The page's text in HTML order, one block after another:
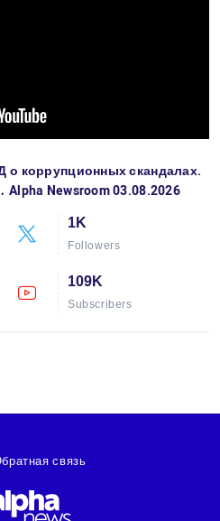
о коррупционных скандалах.
Newsroom 03.08.2026
1K
Followers
109K
Subscribers
связь